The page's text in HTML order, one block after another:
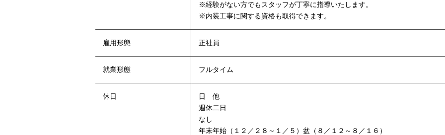
※経験がない方でもスタッフが丁寧に指導いたします。
※内装工事に関する資格も取得できます。
雇用形態 正社員
就業形態 フルタイム
休日
日 他
週休二日
なし
年末年始（１２／２８～１／５）盆（８／１２～８／１６）